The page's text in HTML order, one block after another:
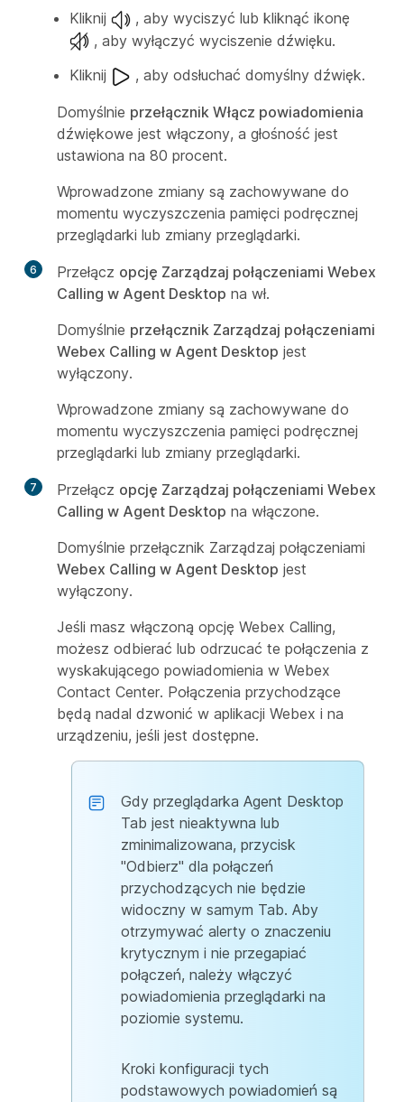
Kliknij
, aby wyciszyć lub kliknąć ikonę
, aby wyłączyć wyciszenie dźwięku.
Kliknij
, aby odsłuchać domyślny dźwięk.
Domyślnie przełącznik Włącz powiadomienia
dźwiękowe jest włączony, a głośność jest
ustawiona na 80 procent.
Wprowadzone zmiany są zachowywane do
momentu wyczyszczenia pamięci podręcznej
przeglądarki lub zmiany przeglądarki.
6 Przełącz opcję Zarządzaj połączeniami Webex
Calling w Agent Desktop na wł.
Domyślnie przełącznik Zarządzaj połączeniami
Webex Calling w Agent Desktop jest
wyłączony.
Wprowadzone zmiany są zachowywane do
momentu wyczyszczenia pamięci podręcznej
przeglądarki lub zmiany przeglądarki.
7 Przełącz opcję Zarządzaj połączeniami Webex
Calling w Agent Desktop na włączone.
Domyślnie przełącznik Zarządzaj połączeniami
Webex Calling w Agent Desktop jest
wyłączony.
Jeśli masz włączoną opcję Webex Calling,
możesz odbierać lub odrzucać te połączenia z
wyskakującego powiadomienia w Webex
Contact Center. Połączenia przychodzące
będą nadal dzwonić w aplikacji Webex i na
urządzeniu, jeśli jest dostępne.
Gdy przeglądarka Agent Desktop
Tab jest nieaktywna lub
zminimalizowana, przycisk
"Odbierz" dla połączeń
przychodzących nie będzie
widoczny w samym Tab. Aby
otrzymywać alerty o znaczeniu
krytycznym i nie przegapiać
połączeń, należy włączyć
powiadomienia przeglądarki na
poziomie systemu.
Kroki konfiguracji tych
podstawowych powiadomień są